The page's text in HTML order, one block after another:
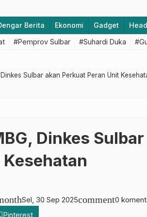
Berita Ekonomi Gadget
#Pemprov Sulbar #Suhardi Duka
Sulbar akan Perkuat Peran Unit
Dinkes
Sel, 30 Sep 2025comment0
Pinterest